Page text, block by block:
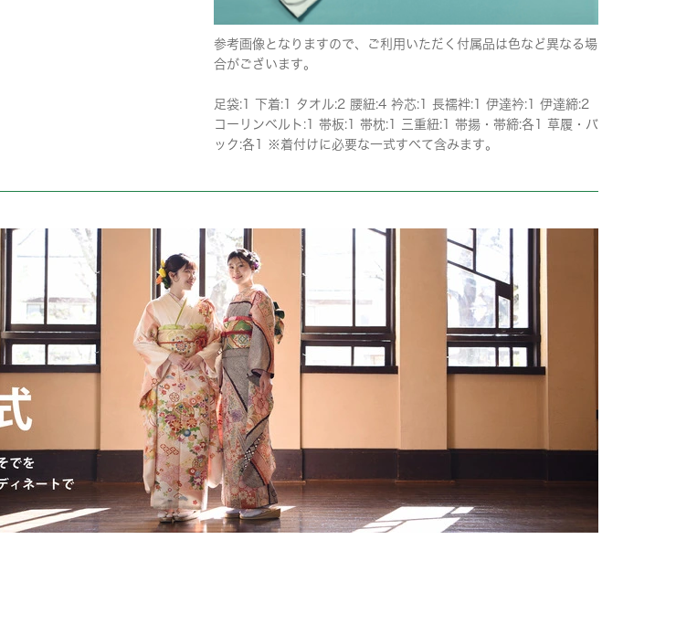
参考画像となりますので、ご利用いただく付属品は色など異なる場
合がございます。
足袋:1 下着:1 タオル:2 腰紐:4 衿芯:1 長襦袢:1 伊達衿:1 伊達締:2
コーリンベルト:1 帯板:1 帯枕:1 三重紐:1 帯揚・帯締:各1 草履・バ
ック:各1 ※着付けに必要な一式すべて含みます。